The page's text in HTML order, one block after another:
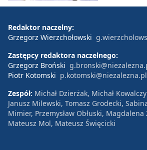
Redaktor naczelny:
Grzegorz Wierzchołowski
Zastępcy redaktora naczelnego:
Grzegorz Broński
Piotr Kotomski p.kotomski@niezalezna.pl
Zespół: Michał Dzierżak, Michał
Janusz Milewski, Tomasz Grodecki,
Mimier, Przemysław Obłuski, Magdalena
Mateusz Mol, Mateusz Święcicki